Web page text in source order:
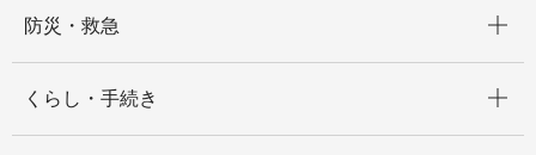
防災・救急
くらし・手続き